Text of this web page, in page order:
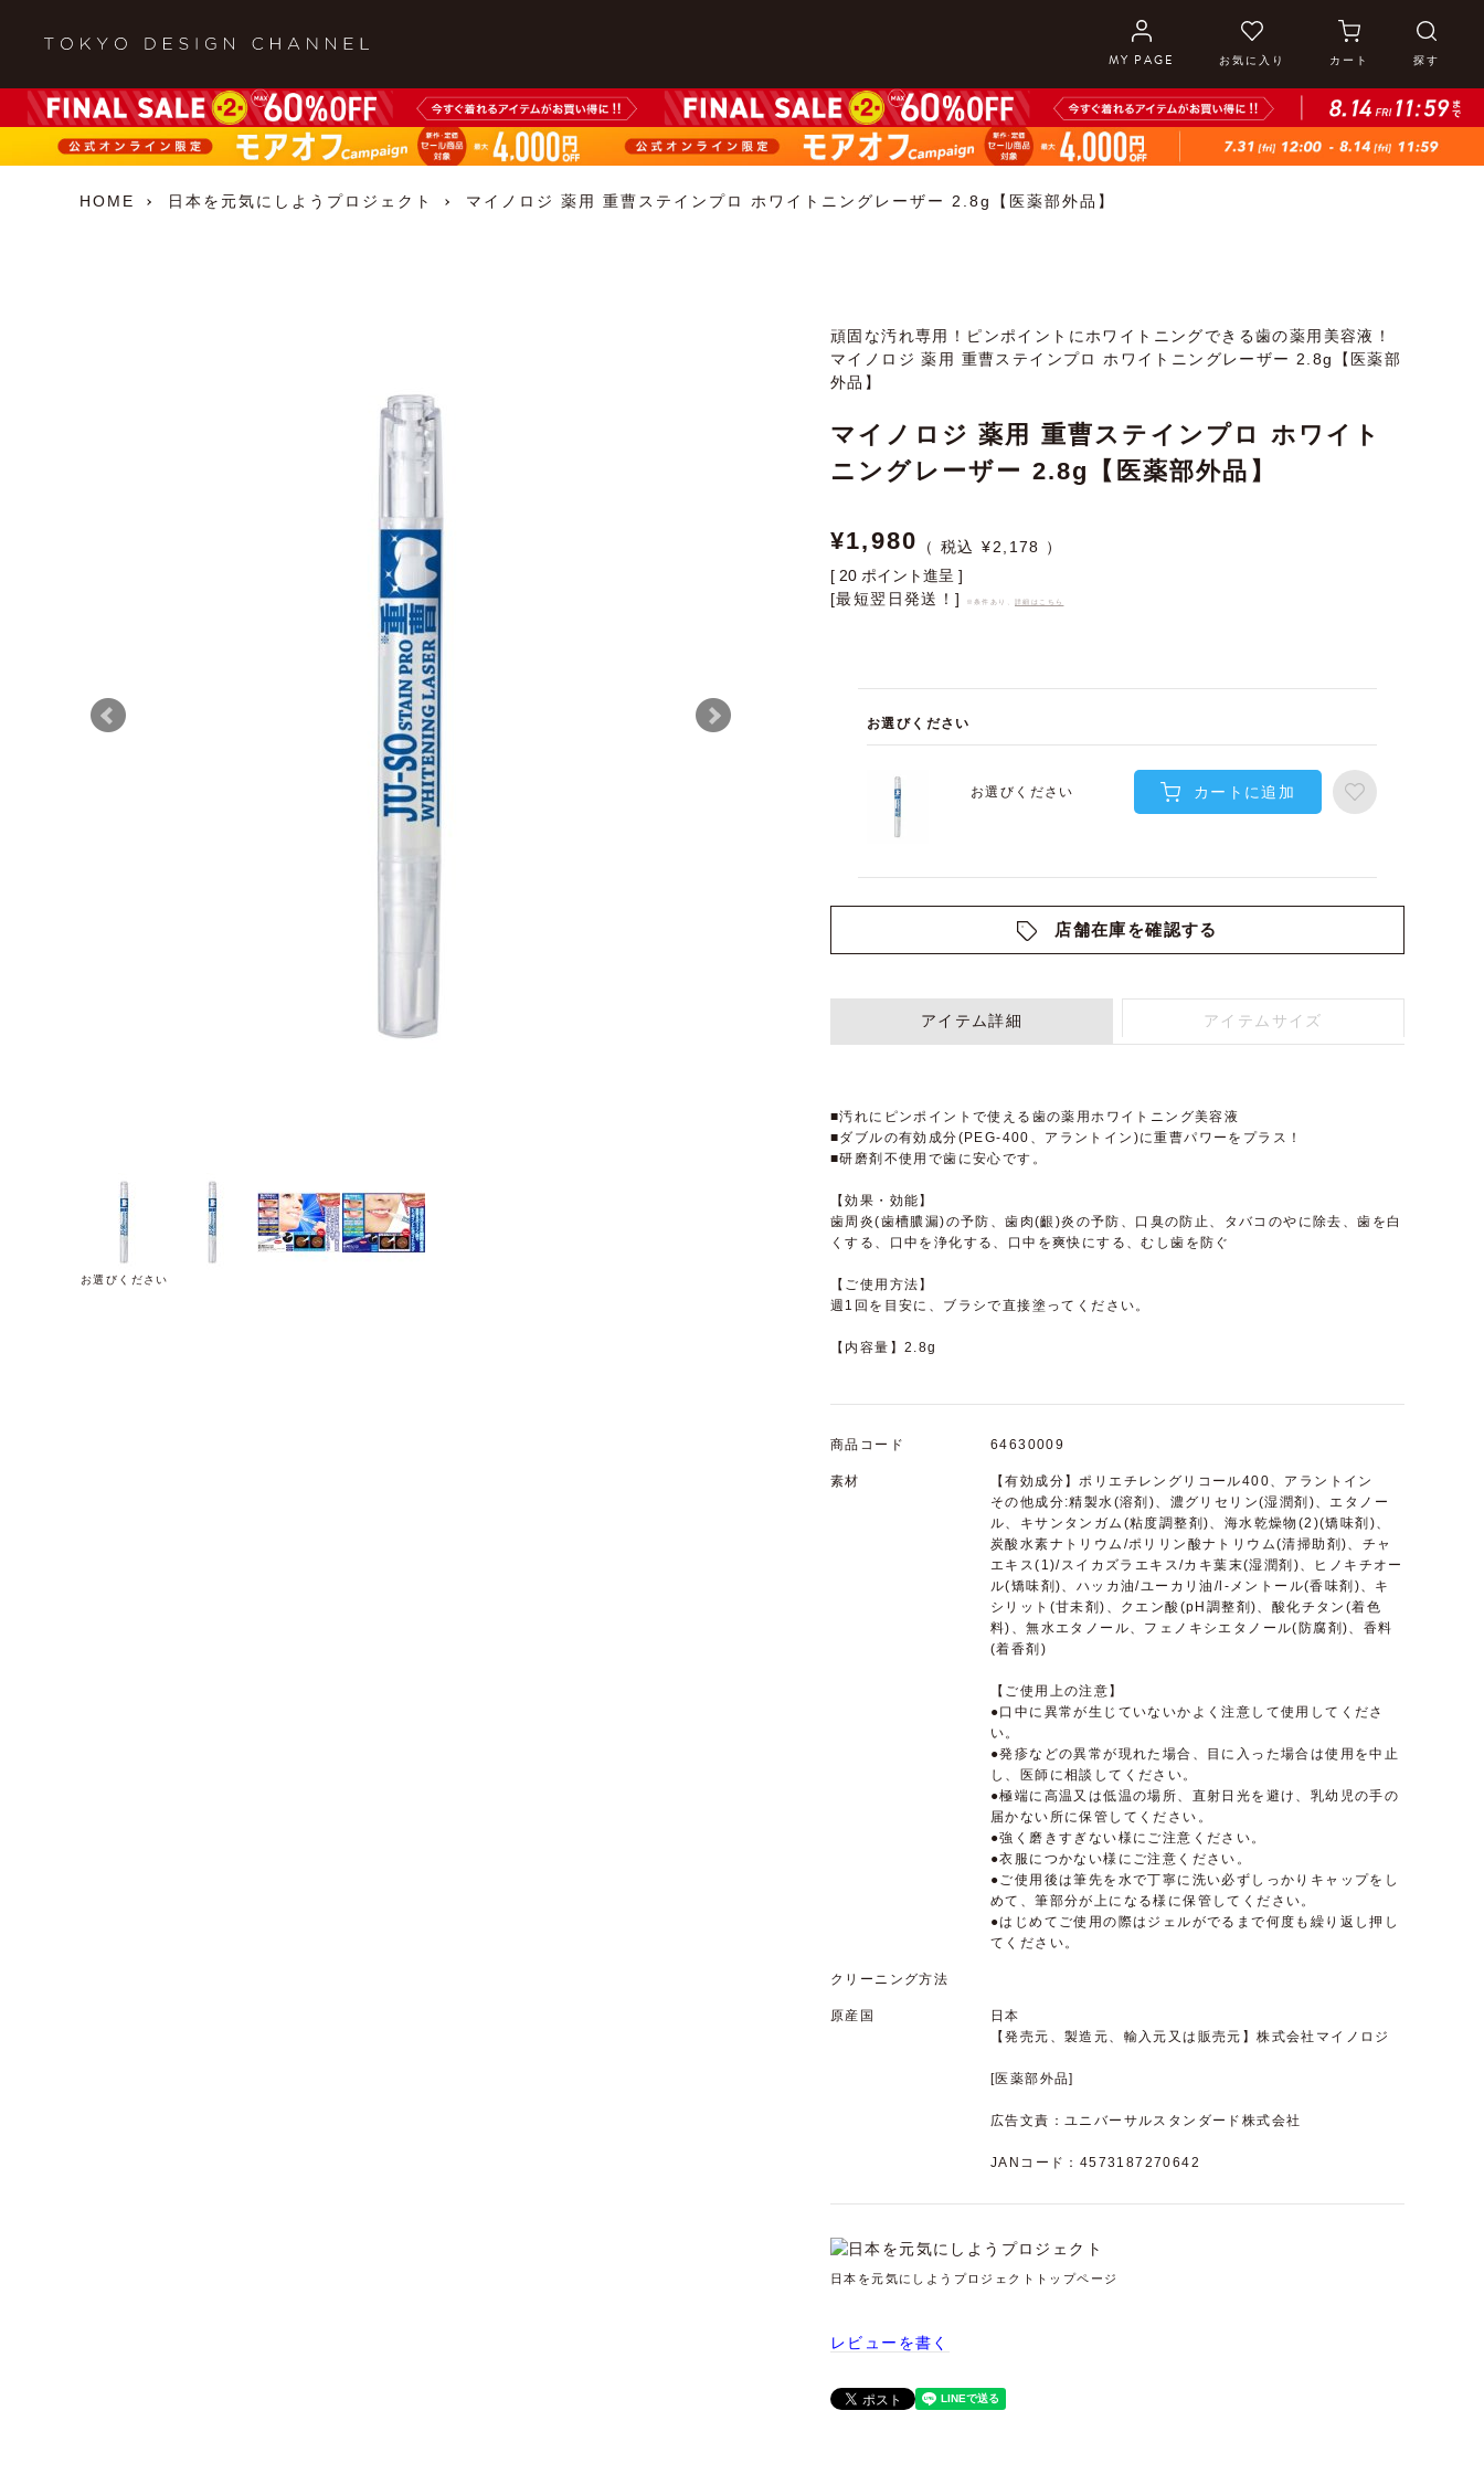
MY PAGE お気に入り カート 探す
HOME 日本を元気にしようプロジェクト マイノロジ 薬用 重曹ステインプロ ホワイトニングレーザー 2.8g【医薬部外品】
お選びください
頑固な汚れ専用！ピンポイントにホワイトニングできる歯の薬用美容液！
マイノロジ 薬用 重曹ステインプロ ホワイトニングレーザー 2.8g【医薬部
外品】
マイノロジ 薬用 重曹ステインプロ ホワイト
ニングレーザー 2.8g【医薬部外品】
¥1,980 ¥2,178
[ 20 ポイント進呈 ]
[最短翌日発送！]
※条件あり、 詳細はこちら
お選びください
お選びください カートに追加
店舗在庫を確認する
アイテム詳細 アイテムサイズ
■汚れにピンポイントで使える歯の薬用ホワイトニング美容液
■ダブルの有効成分(PEG-400、アラントイン)に重曹パワーをプラス！
■研磨剤不使用で歯に安心です。
【効果・効能】
歯周炎(歯槽膿漏)の予防、歯肉(齦)炎の予防、口臭の防止、タバコのやに除去、歯を白
くする、口中を浄化する、口中を爽快にする、むし歯を防ぐ
【ご使用方法】
週1回を目安に、ブラシで直接塗ってください。
【内容量】2.8g
商品コード 64630009
素材
【有効成分】ポリエチレングリコール400、アラントイン
その他成分:精製水(溶剤)、濃グリセリン(湿潤剤)、エタノー
ル、キサンタンガム(粘度調整剤)、海水乾燥物(2)(矯味剤)、
炭酸水素ナトリウム/ポリリン酸ナトリウム(清掃助剤)、チャ
エキス(1)/スイカズラエキス/カキ葉末(湿潤剤)、ヒノキチオー
ル(矯味剤)、ハッカ油/ユーカリ油/l-メントール(香味剤)、キ
シリット(甘未剤)、クエン酸(pH調整剤)、酸化チタン(着色
料)、無水エタノール、フェノキシエタノール(防腐剤)、香料
(着香剤)
【ご使用上の注意】
●口中に異常が生じていないかよく注意して使用してくださ
い。
●発疹などの異常が現れた場合、目に入った場合は使用を中止
し、医師に相談してください。
●極端に高温又は低温の場所、直射日光を避け、乳幼児の手の
届かない所に保管してください。
●強く磨きすぎない様にご注意ください。
●衣服につかない様にご注意ください。
●ご使用後は筆先を水で丁寧に洗い必ずしっかりキャップをし
めて、筆部分が上になる様に保管してください。
●はじめてご使用の際はジェルがでるまで何度も繰り返し押し
てください。
クリーニング方法
原産国
日本
【発売元、製造元、輸入元又は販売元】株式会社マイノロジ
[医薬部外品]
広告文責：ユニバーサルスタンダード株式会社
JANコード：4573187270642
日本を元気にしようプロジェクトトップページ
レビューを書く